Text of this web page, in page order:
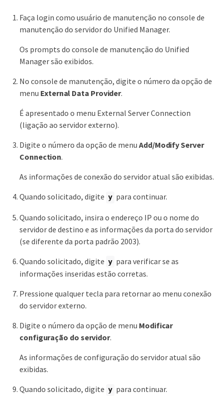
Faça login como usuário de manutenção no console de
manutenção do servidor do Unified Manager.
Os prompts do console de manutenção do Unified
Manager são exibidos.
No console de manutenção, digite o número da opção de
menu External Data Provider.
É apresentado o menu External Server Connection
(ligação ao servidor externo).
Digite o número da opção de menu Add/Modify Server
Connection.
As informações de conexão do servidor atual são exibidas.
Quando solicitado, digite y para continuar.
Quando solicitado, insira o endereço IP ou o nome do
servidor de destino e as informações da porta do servidor
(se diferente da porta padrão 2003).
Quando solicitado, digite y para verificar se as
informações inseridas estão corretas.
Pressione qualquer tecla para retornar ao menu conexão
do servidor externo.
Digite o número da opção de menu Modificar
configuração do servidor.
As informações de configuração do servidor atual são
exibidas.
Quando solicitado, digite y para continuar.